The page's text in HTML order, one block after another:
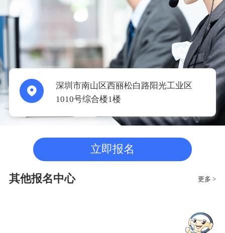
深圳市南山区西丽松白路阳光工业区
1010号综合楼1楼
立即报名
其他报名中心 更多 >